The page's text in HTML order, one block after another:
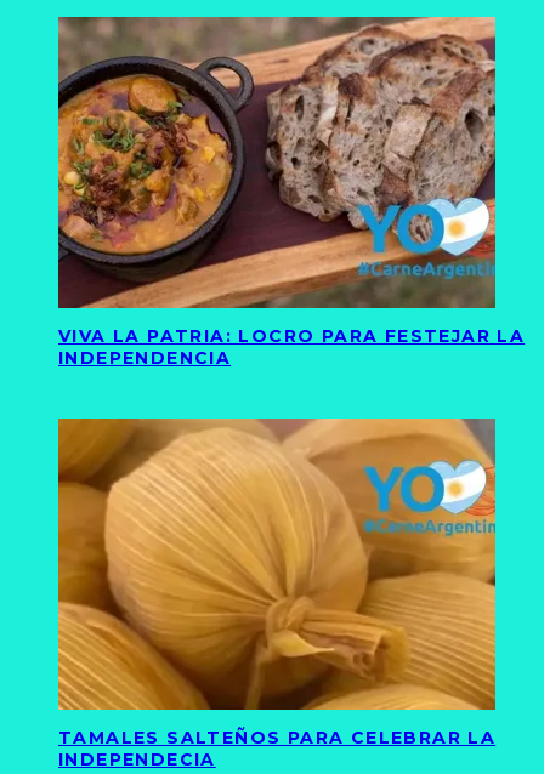
VIVA LA PATRIA: LOCRO PARA FESTEJAR LA
INDEPENDENCIA
TAMALES SALTEÑOS PARA CELEBRAR LA
INDEPENDECIA